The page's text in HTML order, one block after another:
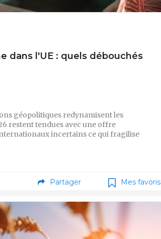
dans l'UE : quels débouchés
géopolitiques redynamisent les
restent tendues avec une offre
incertains ce qui fragilise
Partager Mes favoris